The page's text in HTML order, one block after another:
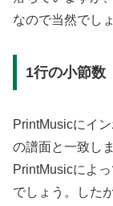
なので当然でしょ
1行の小節数
PrintMusicにイ
の譜面と一致し
PrintMusicによ
でしょう。した